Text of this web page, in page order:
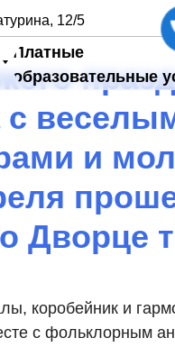
Платные
образовательные
12/5
с
и
Дворце
коробейник и
с фольклорным